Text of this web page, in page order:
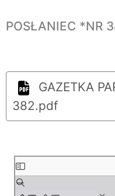
POSŁANIEC *NR
GAZETKA
382.pdf